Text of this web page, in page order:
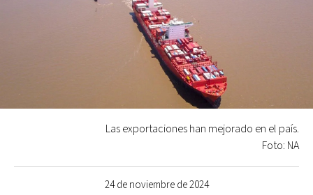
24 de noviembre de 2024
Las exportaciones han mejorado en el país.
Foto: NA